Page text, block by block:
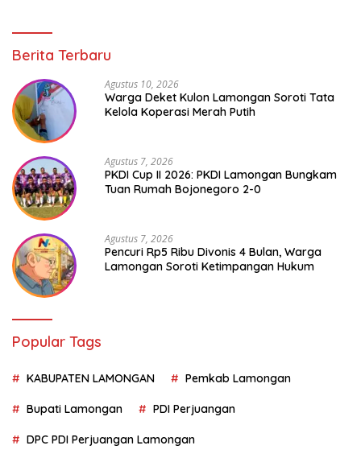
Berita Terbaru
Agustus 10, 2026
Warga Deket Kulon Lamongan Soroti Tata
Kelola Koperasi Merah Putih
Agustus 7, 2026
PKDI Cup II 2026: PKDI Lamongan Bungkam
Tuan Rumah Bojonegoro 2-0
Agustus 7, 2026
Pencuri Rp5 Ribu Divonis 4 Bulan, Warga
Lamongan Soroti Ketimpangan Hukum
Popular Tags
KABUPATEN LAMONGAN Pemkab Lamongan
Bupati Lamongan PDI Perjuangan
DPC PDI Perjuangan Lamongan